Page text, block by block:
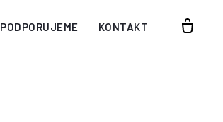
PODPORUJEME KONTAKT